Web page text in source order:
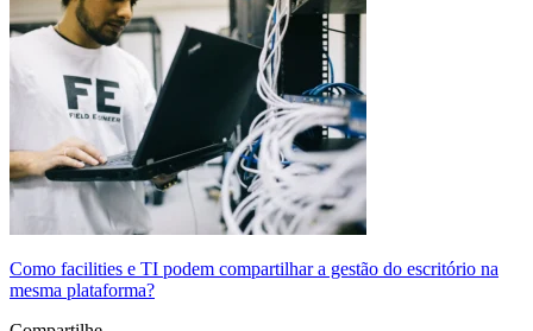
Como facilities e TI podem compartilhar a gestão do escritório na
mesma plataforma?